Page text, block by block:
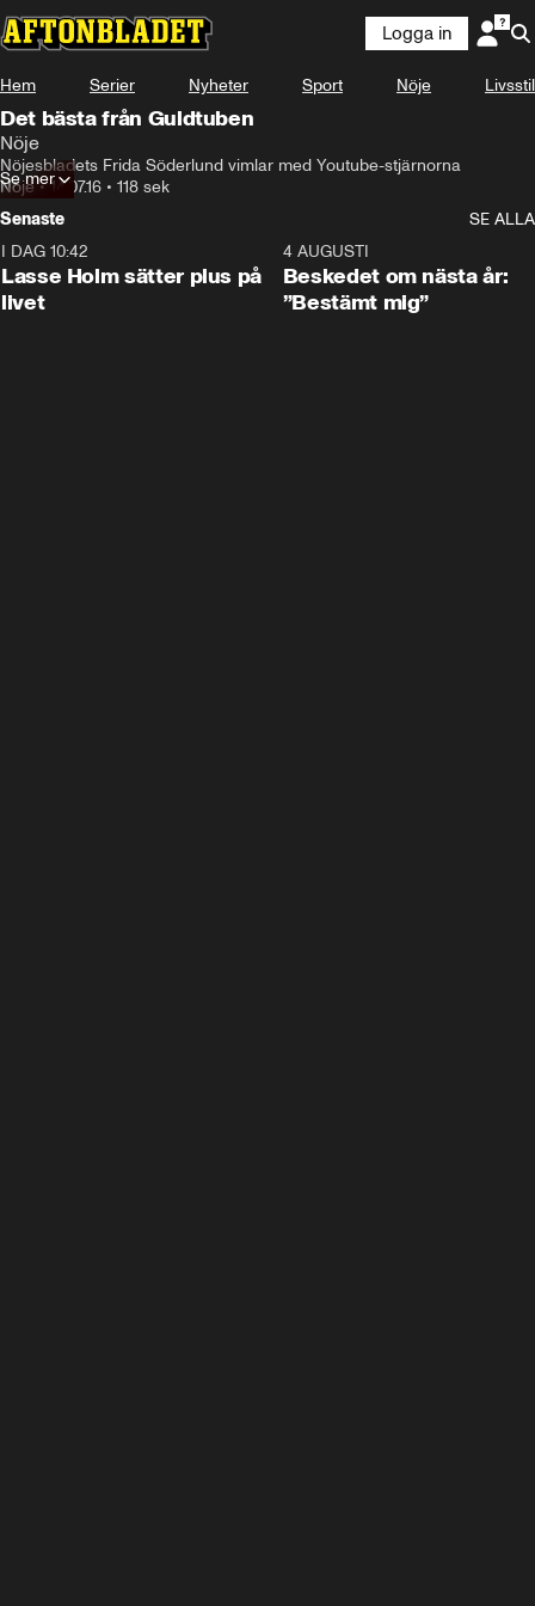
Logga in
Hem Serier Nyheter Sport Nöje Livsstil
Det bästa från Guldtuben
Nöje
Nöjesbladets Frida Söderlund vimlar med Youtube-stjärnorna
Nöje•14.07.16 • 118 sek
Se mer
Senaste
SE ALLA
I DAG 10:42
Lasse Holm sätter plus på
livet
4 AUGUSTI
Beskedet om nästa år:
”Bestämt mig”